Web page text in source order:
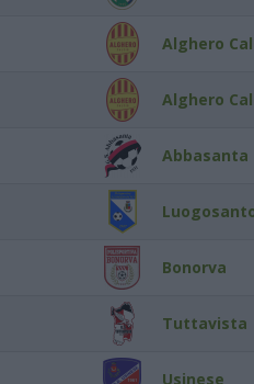
Alghero
Alghero
Abbasanta
Bonorva
Tuttavista
Usinese